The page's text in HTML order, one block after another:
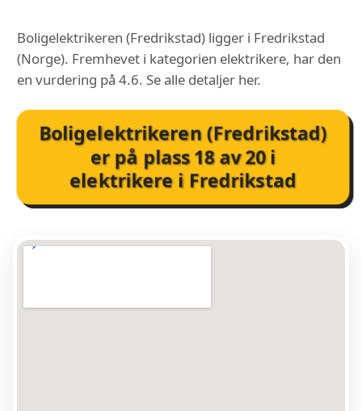
Boligelektrikeren (Fredrikstad) ligger i Fredrikstad
(Norge). Fremhevet i kategorien elektrikere, har den
en vurdering på 4.6. Se alle detaljer her.
Boligelektrikeren (Fredrikstad)
er på plass18av20i
elektrikere i Fredrikstad